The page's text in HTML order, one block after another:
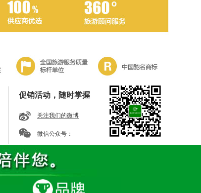
促销活动，随时掌握
关注我们的微博
微信公众号：